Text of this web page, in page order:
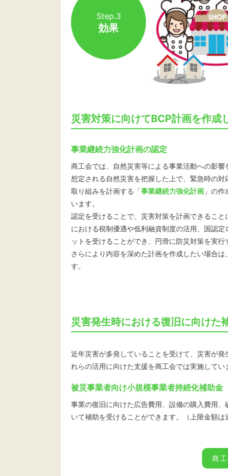
Step.3
効果
災害対策に向けてBCP計画を作成
事業継続力強化計画の認定
商工会では、自然災害等による事業活動への影響
想定される自然災害を把握した上で、緊急時の対
取り組みを計画する「事業継続力強化計画 」の
います。
認定を受けることで、災害対策を計画できるこ
における税制優遇や低利融資制度の活用、国認定
ットを受けることができ、円滑に防災対策を実行
さらにより内容を深めた計画を作成したい場合は
す。
災害発生時における復旧に向けた
近年災害が多発していることを受けて、災害が
れらの活用に向けた支援を商工会では実施してい
被災事業者向け小規模事業者持続化補助金
事業の復旧に向けた広告費用、設備の購入費用
いて補助を受けることができます。（上限金額は
商